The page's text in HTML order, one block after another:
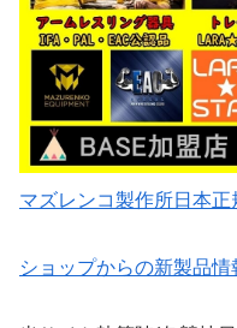
マズレンコ製作所日本
ショップからの新製品情